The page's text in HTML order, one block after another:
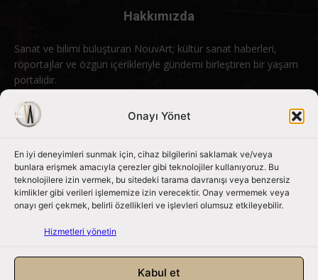
Onayı Yönet
En iyi deneyimleri sunmak için, cihaz bilgilerini saklamak ve/veya
bunlara erişmek amacıyla çerezler gibi teknolojiler kullanıyoruz. Bu
teknolojilere izin vermek, bu sitedeki tarama davranışı veya benzersiz
kimlikler gibi verileri işlememize izin verecektir. Onay vermemek veya
onayı geri çekmek, belirli özellikleri ve işlevleri olumsuz etkileyebilir.
Hizmetleri yönetin
Kabul et
Hakkımızda
Sanat ve bilimi buluşturan NouvArt; kültür sanat haberleri,
röportajlar ve özgün içerikleriyle gündemi birleştiren bir yaşam
portalıdır.
Bizimle iletişime geçin: info@nouvart.net
Bizi Takip Edin